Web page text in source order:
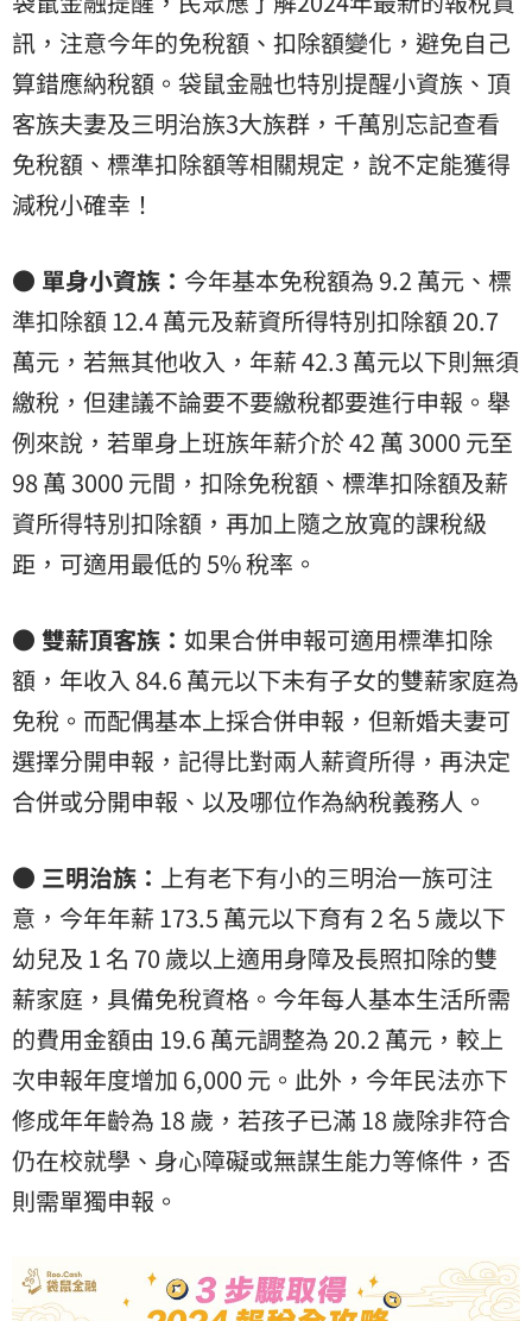
訊，注意今年的免稅額、扣除額變化，避免自己
算錯應納稅額。袋鼠金融也特別提醒小資族、頂
客族夫妻及三明治族3大族群，千萬別忘記查看
免稅額、標準扣除額等相關規定，說不定能獲得
減稅小確幸！
● 單身小資族： 今年基本免稅額為 9.2 萬元、標
準扣除額 12.4 萬元及薪資所得特別扣除額 20.7
萬元，若無其他收入，年薪 42.3 萬元以下則無須
繳稅，但建議不論要不要繳稅都要進行申報。舉
例來說，若單身上班族年薪介於 42 萬 3000 元至
98 萬 3000 元間，扣除免稅額、標準扣除額及薪
資所得特別扣除額，再加上隨之放寬的課稅級
距，可適用最低的 5% 稅率。
● 雙薪頂客族： 如果合併申報可適用標準扣除
額，年收入 84.6 萬元以下未有子女的雙薪家庭為
免稅。而配偶基本上採合併申報，但新婚夫妻可
選擇分開申報，記得比對兩人薪資所得，再決定
合併或分開申報、以及哪位作為納稅義務人。
● 三明治族： 上有老下有小的三明治一族可注
意，今年年薪 173.5 萬元以下育有 2 名 5 歲以下
幼兒及 1 名 70 歲以上適用身障及長照扣除的雙
薪家庭，具備免稅資格。今年每人基本生活所需
的費用金額由 19.6 萬元調整為 20.2 萬元，較上
次申報年度增加 6,000 元。此外，今年民法亦下
修成年年齡為 18 歲，若孩子已滿 18 歲除非符合
仍在校就學、身心障礙或無謀生能力等條件，否
則需單獨申報。